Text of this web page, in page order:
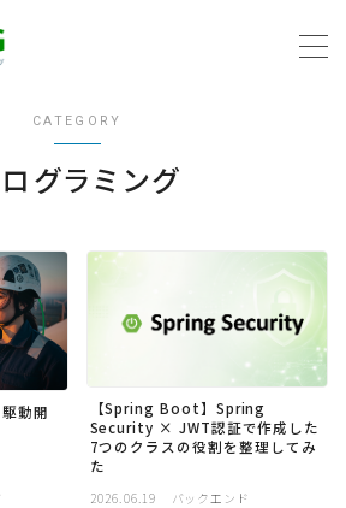
CATEGORY
グラミング
動開
【Spring Boot】Spring
Security × JWT認証で作成した
7つのクラスの役割を整理してみ
た
2026.06.19 バックエンド